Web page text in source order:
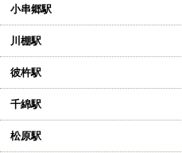
小串郷駅
川棚駅
彼杵駅
千綿駅
松原駅